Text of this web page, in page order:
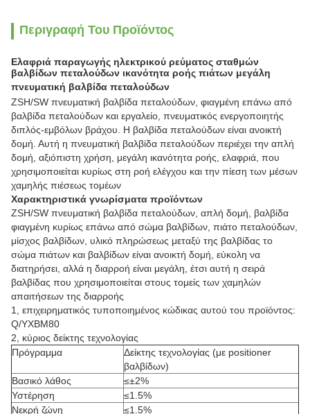
Περιγραφή Του Προϊόντος
Ελαφριά παραγωγής ηλεκτρικού ρεύματος σταθμών
βαλβίδων πεταλούδων ικανότητα ροής πιάτων μεγάλη
πνευματική βαλβίδα πεταλούδων
ZSH/SW πνευματική βαλβίδα πεταλούδων, φιαγμένη επάνω από
βαλβίδα πεταλούδων και εργαλείο, πνευματικός ενεργοποιητής
διπλός-εμβόλων βράχου. Η βαλβίδα πεταλούδων είναι ανοικτή
δομή. Αυτή η πνευματική βαλβίδα πεταλούδων περιέχει την απλή
δομή, αξιόπιστη χρήση, μεγάλη ικανότητα ροής, ελαφριά, που
χρησιμοποιείται κυρίως στη ροή ελέγχου και την πίεση των μέσων
χαμηλής πιέσεως τομέων
Χαρακτηριστικά γνωρίσματα προϊόντων
ZSH/SW πνευματική βαλβίδα πεταλούδων, απλή δομή, βαλβίδα
φιαγμένη κυρίως επάνω από σώμα βαλβίδων, πιάτο πεταλούδων,
μίσχος βαλβίδων, υλικό πληρώσεως μεταξύ της βαλβίδας το
σώμα πιάτων και βαλβίδων είναι ανοικτή δομή, εύκολη να
διατηρήσει, αλλά η διαρροή είναι μεγάλη, έτσι αυτή η σειρά
βαλβίδας που χρησιμοποιείται στους τομείς των χαμηλών
απαιτήσεων της διαρροής
1, επιχειρηματικός τυποποιημένος κώδικας αυτού του προϊόντος:
Q/YXBM80
2, κύριος δείκτης τεχνολογίας
Πρόγραμμα
Δείκτης τεχνολογίας (με positioner
βαλβίδων)
Βασικό λάθος
≤±2%
Υστέρηση
≤1.5%
Νεκρή ζώνη
≤1.5%